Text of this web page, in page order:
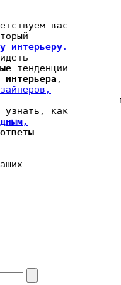
вас
интерьеру .
тенденции
интерьера ,
ответы